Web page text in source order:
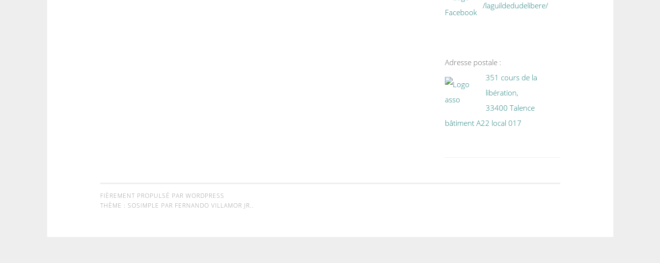
/laguildedudelibere/
Adresse postale :
351 cours de la
libération,
33400 Talence
bâtiment A22 local 017
FIÈREMENT PROPULSÉ PAR WORDPRESS
THÈME : SOSIMPLE PAR FERNANDO VILLAMOR JR..